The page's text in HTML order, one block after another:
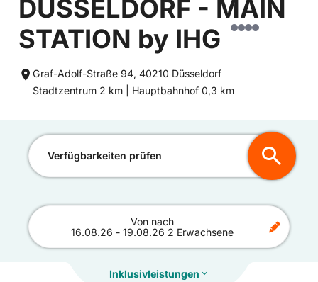
DUSSELDORF - MAIN
STATION by IHG
Graf-Adolf-Straße 94, 40210 Düsseldorf
Entfernung
Stadtzentrum 2 km | Entfernung
Hauptbahnhof 0,3 km
Verfügbarkeiten prüfen
Von nach
16.08.26 - 19.08.26 2 Erwachsene
Inklusivleistungen